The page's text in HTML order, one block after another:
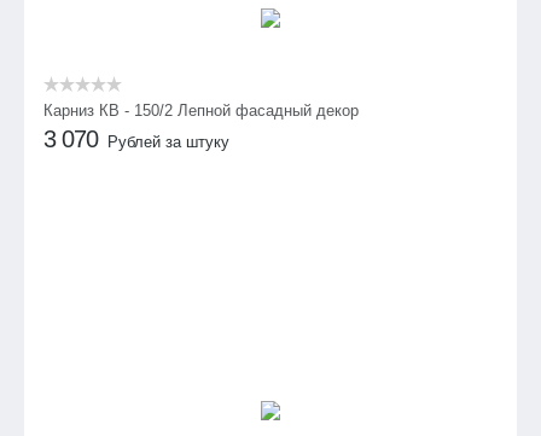
Карниз КВ - 150/2 Лепной фасадный декор
3 070 Рублей за штуку